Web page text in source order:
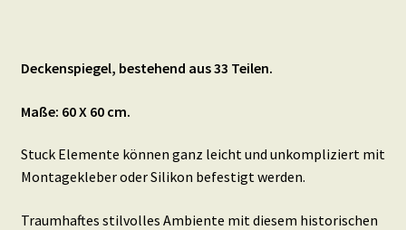
Deckenspiegel, bestehend aus 33 Teilen.
Maße: 60 X 60 cm.
Stuck Elemente können ganz leicht und unkompliziert mit
Montagekleber oder Silikon befestigt werden.
Traumhaftes stilvolles Ambiente mit diesem historischen